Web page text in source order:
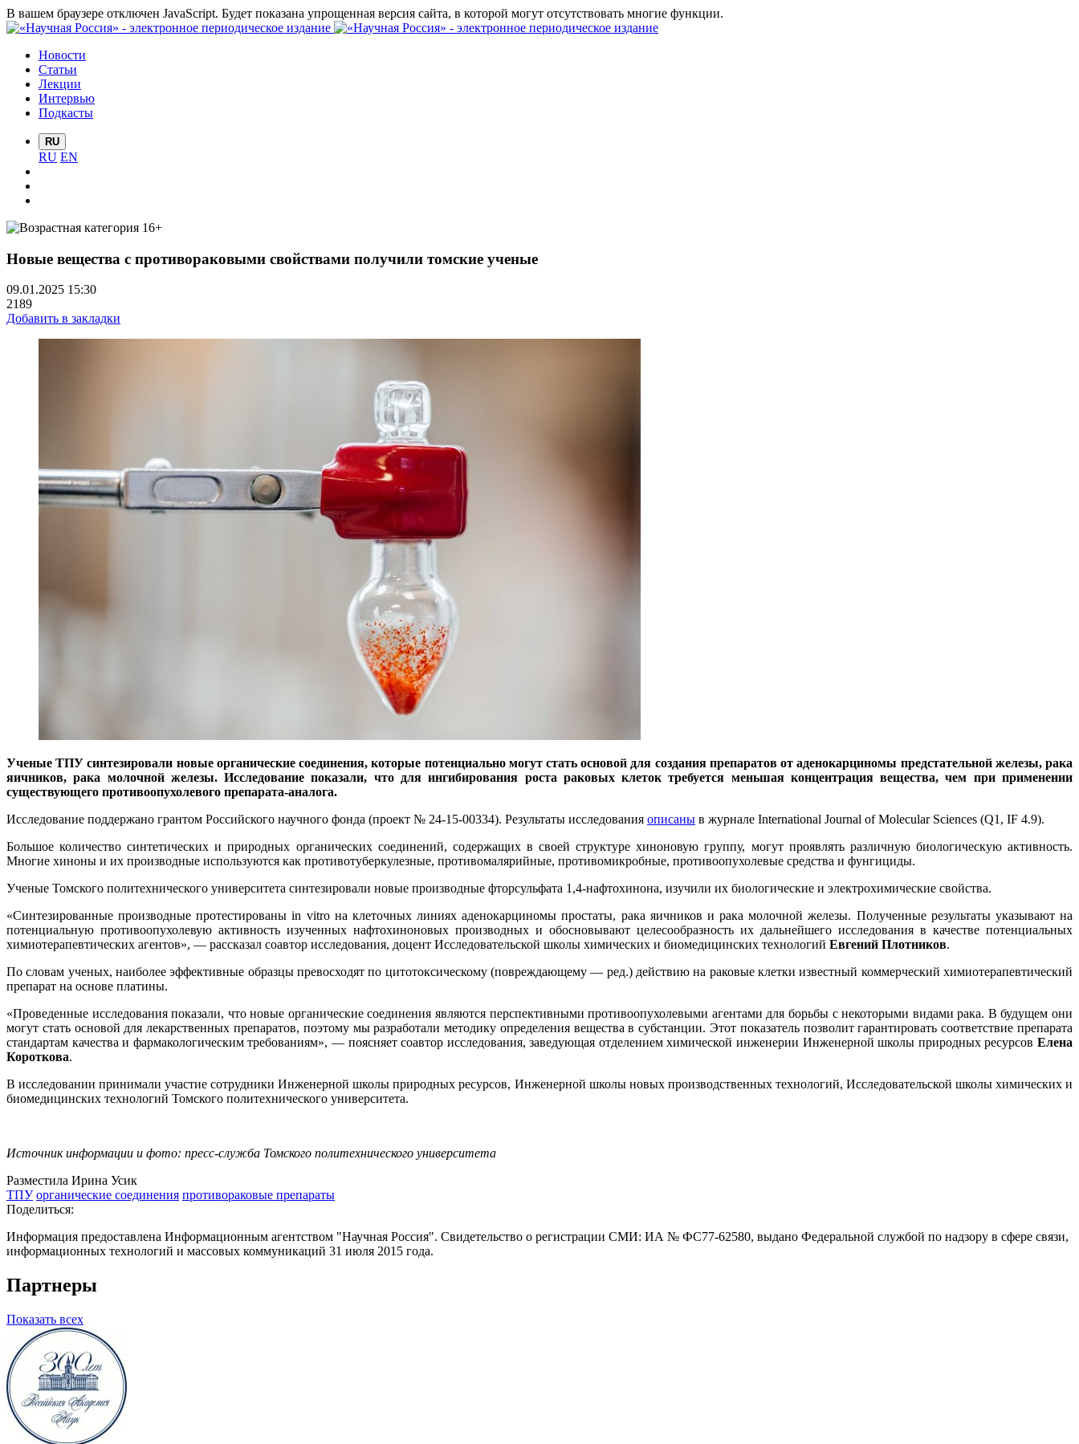
В вашем браузере отключен JavaScript. Будет показана упрощенная версия сайта, в которой могут отсутствовать многие функции.
Новости
Статьи
Лекции
Интервью
Подкасты
RU
RU EN
Новые вещества с противораковыми свойствами получили томские ученые
09.01.2025 15:30
2189
Добавить в закладки
Ученые ТПУ синтезировали новые органические соединения, которые потенциально могут стать основой для создания препаратов от аденокарциномы предстательной железы, рака
яичников, рака молочной железы. Исследование показали, что для ингибирования роста раковых клеток требуется меньшая концентрация вещества, чем при применении
существующего противоопухолевого препарата-аналога.
Исследование поддержано грантом Российского научного фонда (проект № 24-15-00334). Результаты исследования описаны в журнале International Journal of Molecular Sciences (Q1, IF 4.9).
Большое количество синтетических и природных органических соединений, содержащих в своей структуре хиноновую группу, могут проявлять различную биологическую активность.
Многие хиноны и их производные используются как противотуберкулезные, противомалярийные, противомикробные, противоопухолевые средства и фунгициды.
Ученые Томского политехнического университета синтезировали новые производные фторсульфата 1,4-нафтохинона, изучили их биологические и электрохимические свойства.
«Синтезированные производные протестированы in vitro на клеточных линиях аденокарциномы простаты, рака яичников и рака молочной железы. Полученные результаты указывают на
потенциальную противоопухолевую активность изученных нафтохиноновых производных и обосновывают целесообразность их дальнейшего исследования в качестве потенциальных
химиотерапевтических агентов», — рассказал соавтор исследования, доцент Исследовательской школы химических и биомедицинских технологий Евгений Плотников.
По словам ученых, наиболее эффективные образцы превосходят по цитотоксическому (повреждающему — ред.) действию на раковые клетки известный коммерческий химиотерапевтический
препарат на основе платины.
«Проведенные исследования показали, что новые органические соединения являются перспективными противоопухолевыми агентами для борьбы с некоторыми видами рака. В будущем они
могут стать основой для лекарственных препаратов, поэтому мы разработали методику определения вещества в субстанции. Этот показатель позволит гарантировать соответствие препарата
стандартам качества и фармакологическим требованиям», — поясняет соавтор исследования, заведующая отделением химической инженерии Инженерной школы природных ресурсов Елена
Короткова.
В исследовании принимали участие сотрудники Инженерной школы природных ресурсов, Инженерной школы новых производственных технологий, Исследовательской школы химических и
биомедицинских технологий Томского политехнического университета.
Источник информации и фото: пресс-служба Томского политехнического университета
Разместила Ирина Усик
ТПУ органические соединения противораковые препараты
Поделиться:
Информация предоставлена Информационным агентством "Научная Россия". Свидетельство о регистрации СМИ: ИА № ФС77-62580, выдано Федеральной службой по надзору в сфере связи,
информационных технологий и массовых коммуникаций 31 июля 2015 года.
Партнеры
Показать всех